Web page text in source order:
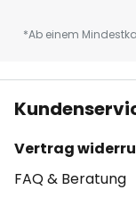
*Ab einem
Vertrag
FAQ & Beratung